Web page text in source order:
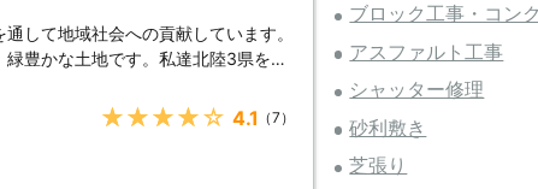
して地域社会への貢献しています。
豊かな土地です。私達北陸3県を中
されている森林や竹林が混み合いす
希望の方まで、幅広く対応させて頂
を用いて作業道開設から樹木搬出ま
★★★★★ 4.1 （7）
ブロック工事・コン
アスファルト工事
シャッター修理
砂利敷き
芝張り